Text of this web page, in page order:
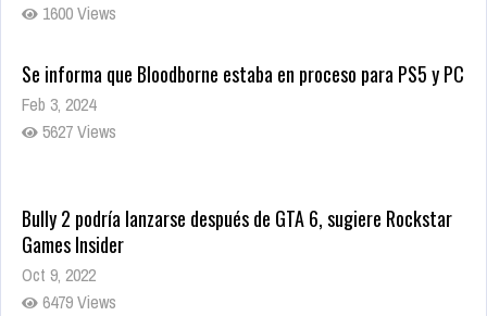
1600 Views
Se informa que Bloodborne estaba en proceso para PS5 y PC
Feb 3, 2024
5627 Views
Bully 2 podría lanzarse después de GTA 6, sugiere Rockstar
Games Insider
Oct 9, 2022
6479 Views